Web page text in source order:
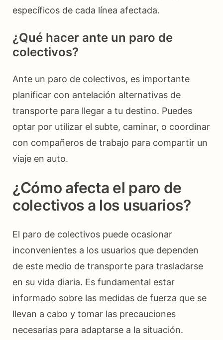
específicos de cada línea afectada.
¿Qué hacer ante un paro de
colectivos?
Ante un paro de colectivos, es importante
planificar con antelación alternativas de
transporte para llegar a tu destino. Puedes
optar por utilizar el subte, caminar, o coordinar
con compañeros de trabajo para compartir un
viaje en auto.
¿Cómo afecta el paro de
colectivos a los usuarios?
El paro de colectivos puede ocasionar
inconvenientes a los usuarios que dependen
de este medio de transporte para trasladarse
en su vida diaria. Es fundamental estar
informado sobre las medidas de fuerza que se
llevan a cabo y tomar las precauciones
necesarias para adaptarse a la situación.